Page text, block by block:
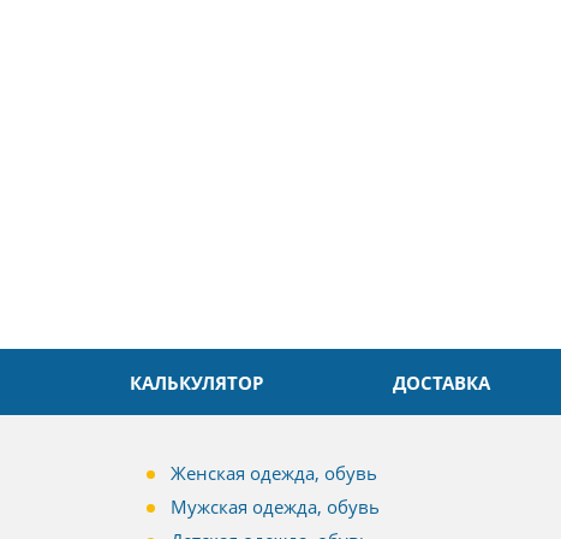
КАЛЬКУЛЯТОР ДОСТАВКА
Женская одежда, обувь
Мужская одежда, обувь